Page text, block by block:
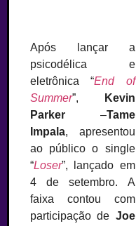
Após lançar a
psicodélica e
eletrônica “End of
Summer”,
Kevin
Parker –Tame
Impala, apresentou
ao público o single
“Loser”, lançado em
4 de setembro. A
faixa contou com
participação de Joe